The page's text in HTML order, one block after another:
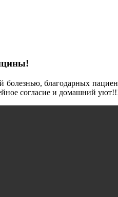
благодарных
согласие и домашний